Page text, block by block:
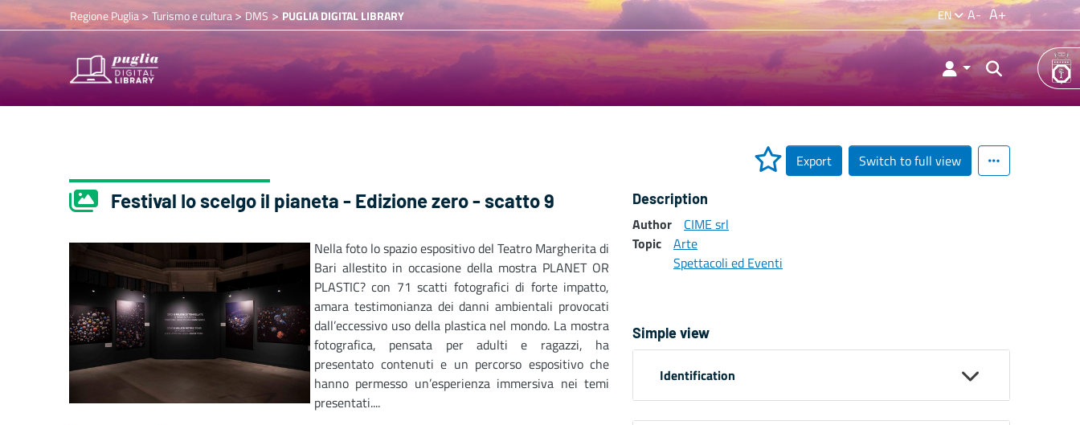
Regione Puglia> Turismo e cultura>DMS > PUGLIA DIGITAL LIBRARY EN A- A+
Export Switch to full view
Festival Io scelgo il pianeta - Edizione zero - scatto 9
Nella foto lo spazio espositivo del Teatro Margherita di
Bari allestito in occasione della mostra PLANET OR
PLASTIC? con 71 scatti fotografici di forte impatto,
amara testimonianza dei danni ambientali provocati
dall’eccessivo uso della plastica nel mondo. La mostra
fotografica, pensata per adulti e ragazzi, ha
presentato contenuti e un percorso espositivo che
hanno permesso un’esperienza immersiva nei temi
presentati....
Description
Author
CIME srl
Topic
Arte
Spettacoli ed Eventi
Simple view
Identification